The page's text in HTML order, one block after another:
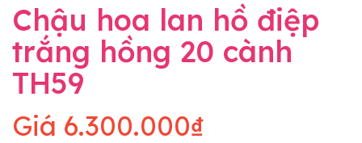
Chậu hoa lan hồ điệp
trắng hồng 20 cành
TH59
Giá 6.300.000₫